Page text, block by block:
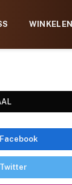
WINKELEN
Facebook
Twitter